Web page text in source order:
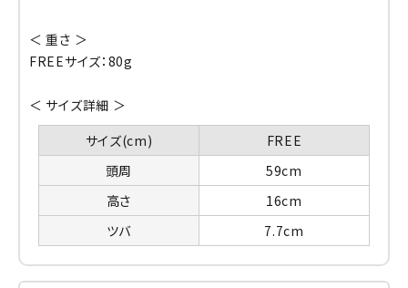
＜ 重さ ＞
FREEサイズ：80g
＜ サイズ詳細 ＞
サイズ(cm)
FREE
頭周
59cm
高さ
16cm
ツバ
7.7cm